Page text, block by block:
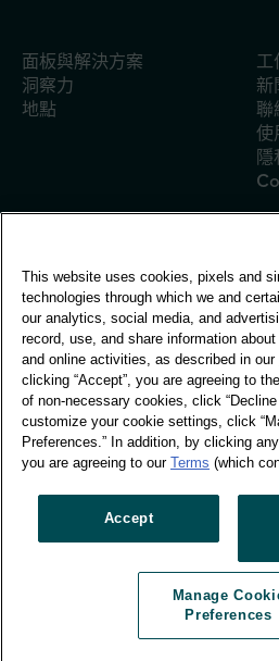
面板與解決方案
洞察力
地點
工
新
聯
使
隱
全球辦公室
Vivo Building, 30
Stamford St, London
London SE1 9LQ
T +44 (0)207 076 9000
的洞察力，以推動以資料
© Worldpanel
This website uses cookies, pixels and
technologies through which we and
our analytics, social media, and
record, use, and share information
and online activities, as described in our
clicking “Accept”, you are agreeing to
of non-necessary cookies, click
customize your cookie settings, click
Preferences.” In addition, by clicking
you are agreeing to our Terms (which
Accept
Manage
Preferences